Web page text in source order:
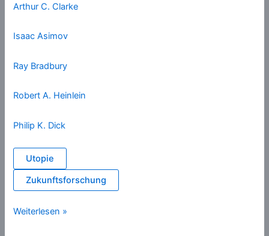
Arthur C. Clarke
Isaac Asimov
Ray Bradbury
Robert A. Heinlein
Philip K. Dick
Utopie
Zukunftsforschung
Utopie
Weiterlesen »